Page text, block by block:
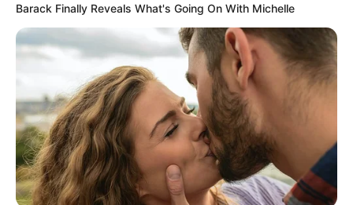
Barack Finally Reveals What's Going On With Michelle